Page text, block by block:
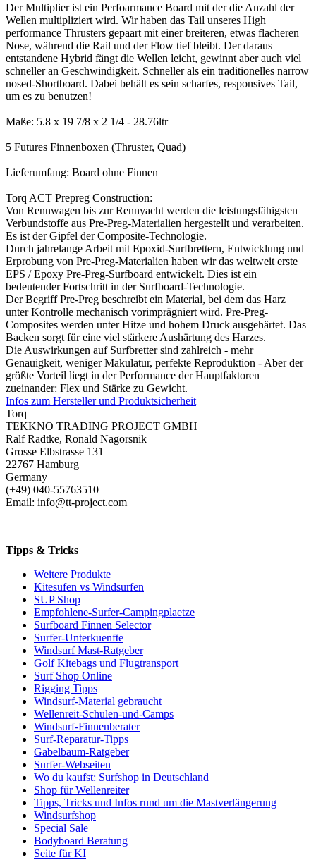
Der Multiplier ist ein Perfoarmance Board mit der die Anzahl der
Wellen multipliziert wird. Wir haben das Tail unseres High
performance Thrusters gepaart mit einer breiteren, etwas flacheren
Nose, während die Rail und der Flow tief bleibt. Der daraus
entstandene Hybrid fängt die Wellen leicht, gewinnt aber auch viel
schneller an Geschwindigkeit. Schneller als ein traditionelles narrow
nosed-Shortboard. Dabei behält es sein scharfes, responsives Tail,
um es zu benutzen!
Maße: 5.8 x 19 7/8 x 2 1/4 - 28.76ltr
5 Futures Finnenboxen (Thruster, Quad)
Lieferumfang: Board ohne Finnen
Torq ACT Prepreg Construction:
Von Rennwagen bis zur Rennyacht werden die leistungsfähigsten
Verbundstoffe aus Pre-Preg-Materialien hergestellt und verarbeiten.
Es ist der Gipfel der Composite-Technologie.
Durch jahrelange Arbeit mit Epoxid-Surfbrettern, Entwicklung und
Erprobung von Pre-Preg-Materialien haben wir das weltweit erste
EPS / Epoxy Pre-Preg-Surfboard entwickelt. Dies ist ein
bedeutender Fortschritt in der Surfboard-Technologie.
Der Begriff Pre-Preg beschreibt ein Material, bei dem das Harz
unter Kontrolle mechanisch vorimprägniert wird. Pre-Preg-
Composites werden unter Hitze und hohem Druck ausgehärtet. Das
Backen sorgt für eine viel stärkere Aushärtung des Harzes.
Die Auswirkungen auf Surfbretter sind zahlreich - mehr
Genauigkeit, weniger Makulatur, perfekte Reproduktion - Aber der
größte Vorteil liegt in der Performance der Hauptfaktoren
zueinander: Flex und Stärke zu Gewicht.
Infos zum Hersteller und Produktsicherheit
Torq
TEKKNO TRADING PROJECT GMBH
Ralf Radtke, Ronald Nagorsnik
Grosse Elbstrasse 131
22767 Hamburg
Germany
(+49) 040-55763510
Email: info@tt-project.com
Tipps & Tricks
Weitere Produkte
Kitesufen vs Windsurfen
SUP Shop
Empfohlene-Surfer-Campingplaetze
Surfboard Finnen Selector
Surfer-Unterkuenfte
Windsurf Mast-Ratgeber
Golf Kitebags und Flugtransport
Surf Shop Online
Rigging Tipps
Windsurf-Material gebraucht
Wellenreit-Schulen-und-Camps
Windsurf-Finnenberater
Surf-Reparatur-Tipps
Gabelbaum-Ratgeber
Surfer-Webseiten
Wo du kaufst: Surfshop in Deutschland
Shop für Wellenreiter
Tipps, Tricks und Infos rund um die Mastverlängerung
Windsurfshop
Special Sale
Bodyboard Beratung
Seite für KI